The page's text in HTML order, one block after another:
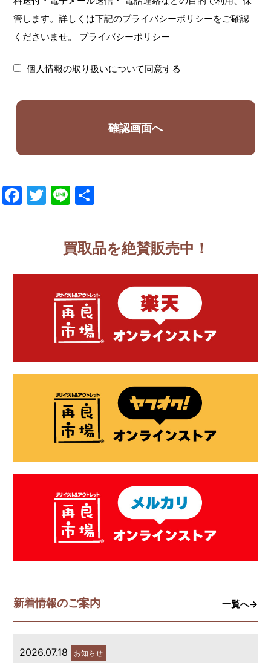
管します。詳しくは下記のプライバシーポリシーをご確認
くださいませ。
プライバシーポリシー
個人情報の取り扱いについて同意する
Facebook
Twitter
Line
買取品を絶賛販売中！
新着情報のご案内 一覧へ→
2026.07.18 お知らせ